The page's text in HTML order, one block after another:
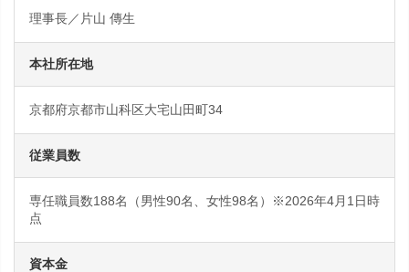
理事長／片山 傳生
本社所在地
京都府京都市山科区大宅山田町34
従業員数
専任職員数188名（男性90名、女性98名）※2026年4月1日時
点
資本金